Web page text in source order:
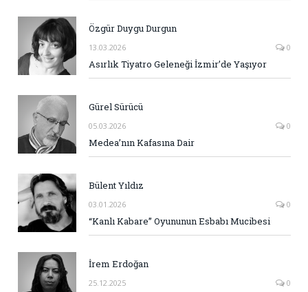
Özgür Duygu Durgun
13.03.2026 0
Asırlık Tiyatro Geleneği İzmir’de Yaşıyor
Gürel Sürücü
05.03.2026 0
Medea’nın Kafasına Dair
Bülent Yıldız
03.01.2026 0
“Kanlı Kabare” Oyununun Esbabı Mucibesi
İrem Erdoğan
25.12.2025 0